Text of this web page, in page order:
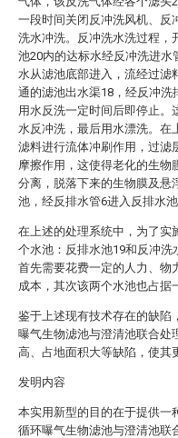
一段时间关闭反冲洗风机、反
洗水冲洗。反冲洗水洗过程，
池20内的达标水经反冲洗进水
水从滤池底部进入，流经过滤
通的滤池出水渠18，经反冲洗
用水反洗一定时间后即停止。
水反冲洗，最后用水漂洗。在
滤料进行流体冲刷作用，过滤
摩擦作用，这使得老化的生物
分离，脱落下来的生物膜及悬
池，经反排水管6进入反排水池
在上述的处理系统中，为了实
个水池：反排水池19和反冲洗
首先需要花费一定的人力、物
成本，其次该两个水池也占据
鉴于上述现有技术存在的缺陷
曝气生物滤池与澄清池联合处
高、占地面积大等缺陷，使其
发明内容
本实用新型的目的在于提供一
循环曝气生物滤池与澄清池联